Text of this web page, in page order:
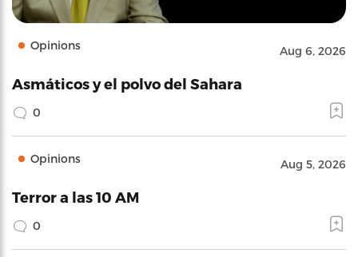
Opinions Aug 6, 2026
Asmáticos y el polvo del Sahara
0
Opinions Aug 5, 2026
Terror a las 10 AM
0